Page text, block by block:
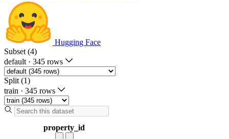
Hugging Face
Subset (4)
default · 345 rows
Split (1)
train · 345 rows
property_id